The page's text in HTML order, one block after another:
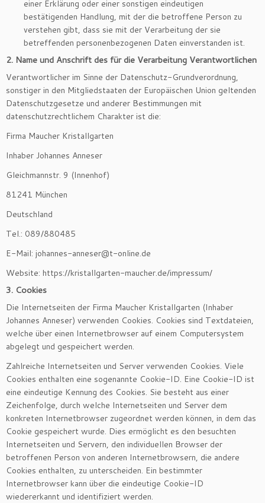
einer Erklärung oder einer sonstigen eindeutigen
bestätigenden Handlung, mit der die betroffene Person zu
verstehen gibt, dass sie mit der Verarbeitung der sie
betreffenden personenbezogenen Daten einverstanden ist.
2. Name und Anschrift des für die Verarbeitung Verantwortlichen
Verantwortlicher im Sinne der Datenschutz-Grundverordnung,
sonstiger in den Mitgliedstaaten der Europäischen Union geltenden
Datenschutzgesetze und anderer Bestimmungen mit
datenschutzrechtlichem Charakter ist die:
Firma Maucher Kristallgarten
Inhaber Johannes Anneser
Gleichmannstr. 9 (Innenhof)
81241 München
Deutschland
Tel.: 089/880485
E-Mail: johannes-anneser@t-online.de
Website: https://kristallgarten-maucher.de/impressum/
3. Cookies
Die Internetseiten der Firma Maucher Kristallgarten (Inhaber
Johannes Anneser) verwenden Cookies. Cookies sind Textdateien,
welche über einen Internetbrowser auf einem Computersystem
abgelegt und gespeichert werden.
Zahlreiche Internetseiten und Server verwenden Cookies. Viele
Cookies enthalten eine sogenannte Cookie-ID. Eine Cookie-ID ist
eine eindeutige Kennung des Cookies. Sie besteht aus einer
Zeichenfolge, durch welche Internetseiten und Server dem
konkreten Internetbrowser zugeordnet werden können, in dem das
Cookie gespeichert wurde. Dies ermöglicht es den besuchten
Internetseiten und Servern, den individuellen Browser der
betroffenen Person von anderen Internetbrowsern, die andere
Cookies enthalten, zu unterscheiden. Ein bestimmter
Internetbrowser kann über die eindeutige Cookie-ID
wiedererkannt und identifiziert werden.